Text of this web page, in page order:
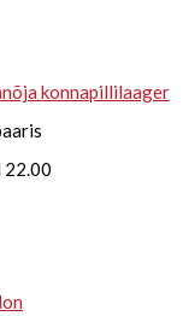
konnapillilaager
22.00